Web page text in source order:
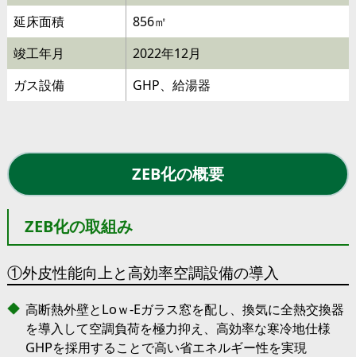
延床面積
856㎡
竣工年月
2022年12月
ガス設備
GHP、給湯器
ZEB化の概要
ZEB化の取組み
①外皮性能向上と高効率空調設備の導入
高断熱外壁とLoｗ-Eガラス窓を配し、換気に全熱交換器
を導入して空調負荷を極力抑え、高効率な寒冷地仕様
GHPを採用することで高い省エネルギー性を実現